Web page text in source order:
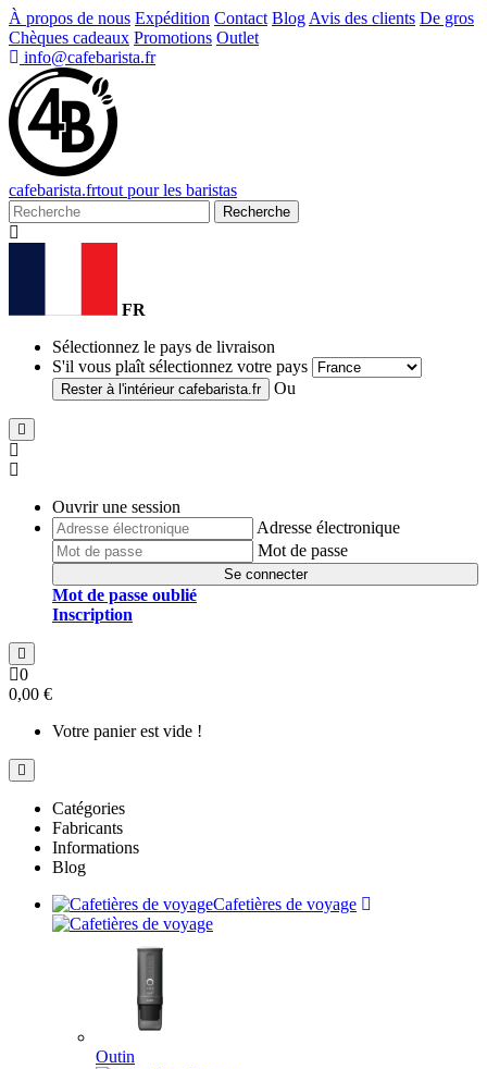
À propos de nous Expédition Contact Blog Avis des clients De gros
Chèques cadeaux Promotions Outlet
info@cafebarista.fr
cafebarista.frtout pour les baristas
Recherche
FR
Sélectionnez le pays de livraison
S'il vous plaît sélectionnez votre pays
Rester à l'intérieur cafebarista.fr Ou
Ouvrir une session
Adresse électronique
Mot de passe
Se connecter
Mot de passe oublié
Inscription
0
0,00 €
Votre panier est vide !
Catégories
Fabricants
Informations
Blog
Cafetières de voyage
Outin